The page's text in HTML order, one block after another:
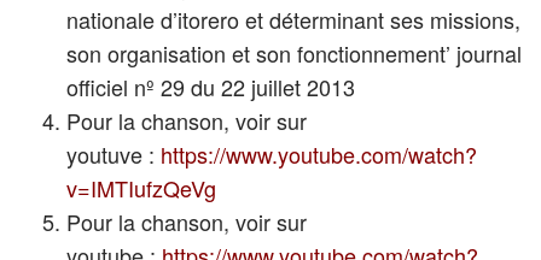
nationale d’itorero et déterminant ses missions,
son organisation et son fonctionnement’ journal
officiel nº 29 du 22 juillet 2013
Pour la chanson, voir sur
youtuve : https://www.youtube.com/watch?
v=IMTIufzQeVg
Pour la chanson, voir sur